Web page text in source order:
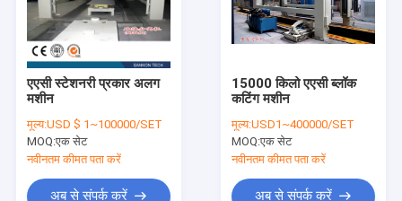
एएसी स्टेशनरी प्रकार अलग
मशीन
मूल्य:USD $ 1~100000/SET
MOQ:एक सेट
नवीनतम कीमत पता करें
अब से संपर्क करें
15000 किलो एएसी ब्लॉक
कटिंग मशीन
मूल्य:USD1~400000/SET
MOQ:एक सेट
नवीनतम कीमत पता करें
अब से संपर्क करें